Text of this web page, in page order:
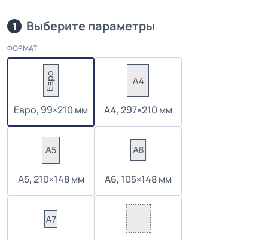
1 Выберите параметры
ФОРМАТ
Евро, 99×210 мм А4, 297×210 мм
А5, 210×148 мм А6, 105×148 мм